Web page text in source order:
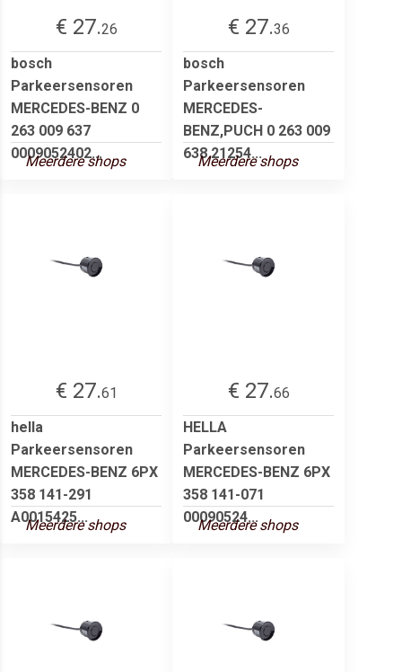
€ 27.26
bosch
Parkeersensoren
MERCEDES-BENZ 0
263 009 637
0009052402...
Meerdere shops
€ 27.36
bosch
Parkeersensoren
MERCEDES-
BENZ,PUCH 0 263 009
638 21254...
Meerdere shops
€ 27.61
hella
Parkeersensoren
MERCEDES-BENZ 6PX
358 141-291
A0015425...
Meerdere shops
€ 27.66
HELLA
Parkeersensoren
MERCEDES-BENZ 6PX
358 141-071
00090524...
Meerdere shops